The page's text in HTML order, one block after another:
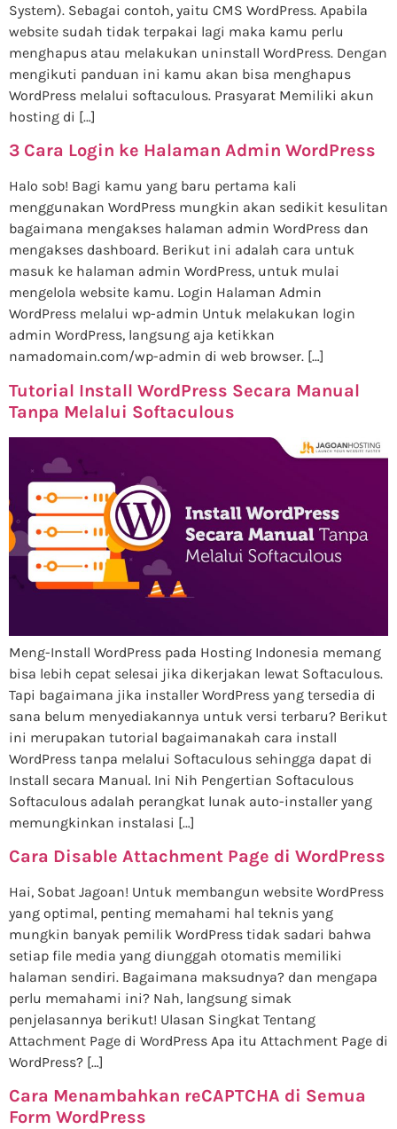
System). Sebagai contoh, yaitu CMS WordPress. Apabila
website sudah tidak terpakai lagi maka kamu perlu
menghapus atau melakukan uninstall WordPress. Dengan
mengikuti panduan ini kamu akan bisa menghapus
WordPress melalui softaculous. Prasyarat Memiliki akun
hosting di […]
3 Cara Login ke Halaman Admin WordPress
Halo sob! Bagi kamu yang baru pertama kali
menggunakan WordPress mungkin akan sedikit kesulitan
bagaimana mengakses halaman admin WordPress dan
mengakses dashboard. Berikut ini adalah cara untuk
masuk ke halaman admin WordPress, untuk mulai
mengelola website kamu. Login Halaman Admin
WordPress melalui wp-admin Untuk melakukan login
admin WordPress, langsung aja ketikkan
namadomain.com/wp-admin di web browser. […]
Tutorial Install WordPress Secara Manual
Tanpa Melalui Softaculous
Meng-Install WordPress pada Hosting Indonesia memang
bisa lebih cepat selesai jika dikerjakan lewat Softaculous.
Tapi bagaimana jika installer WordPress yang tersedia di
sana belum menyediakannya untuk versi terbaru? Berikut
ini merupakan tutorial bagaimanakah cara install
WordPress tanpa melalui Softaculous sehingga dapat di
Install secara Manual. Ini Nih Pengertian Softaculous
Softaculous adalah perangkat lunak auto-installer yang
memungkinkan instalasi […]
Cara Disable Attachment Page di WordPress
Hai, Sobat Jagoan! Untuk membangun website WordPress
yang optimal, penting memahami hal teknis yang
mungkin banyak pemilik WordPress tidak sadari bahwa
setiap file media yang diunggah otomatis memiliki
halaman sendiri. Bagaimana maksudnya? dan mengapa
perlu memahami ini? Nah, langsung simak
penjelasannya berikut! Ulasan Singkat Tentang
Attachment Page di WordPress Apa itu Attachment Page di
WordPress? […]
Cara Menambahkan reCAPTCHA di Semua
Form WordPress